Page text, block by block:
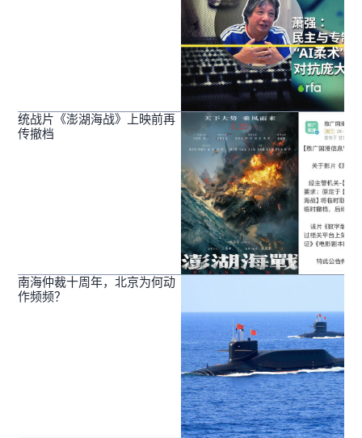
统战片《澎湖海战》上映前再
传撤档
南海仲裁十周年，北京为何动
作频频？